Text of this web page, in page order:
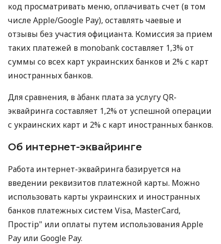
код просматривать меню, оплачивать счет (в том
числе Apple/Google Pay), оставлять чаевые и
отзывы без участия официанта. Комиссия за прием
таких платежей в monobank составляет 1,3% от
суммы со всех карт украинских банков и 2% с карт
иностранных банков.
Для сравнения, в àбанк плата за услугу QR-
эквайринга составляет 1,2% от успешной операции
с украинских карт и 2% с карт иностранных банков.
Об интернет-эквайринге
Работа интернет-эквайринга базируется на
введении реквизитов платежной карты. Можно
использовать карты украинских и иностранных
банков платежных систем Visa, MasterCard,
Простір" или оплаты путем использования Apple
Pay или Google Pay.